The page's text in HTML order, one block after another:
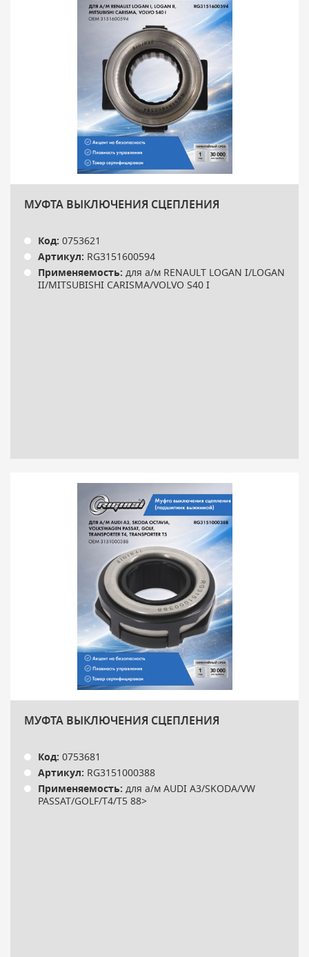
МУФТА ВЫКЛЮЧЕНИЯ СЦЕПЛЕНИЯ
Код: 0753621
Артикул: RG3151600594
Применяемость: для а/м RENAULT LOGAN I/LOGAN
II/MITSUBISHI CARISMA/VOLVO S40 I
МУФТА ВЫКЛЮЧЕНИЯ СЦЕПЛЕНИЯ
Код: 0753681
Артикул: RG3151000388
Применяемость: для а/м AUDI A3/SKODA/VW
PASSAT/GOLF/T4/T5 88>